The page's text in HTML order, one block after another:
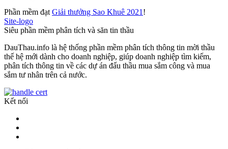
Phần mềm đạt Giải thưởng Sao Khuê 2021 !
Site-logo
Siêu phần mềm phân tích và săn tin thầu
DauThau.info là hệ thống phần mềm phân tích thông tin mời thầu
thế hệ mới dành cho doanh nghiệp, giúp doanh nghiệp tìm kiếm,
phân tích thông tin về các dự án đấu thầu mua sắm công và mua
sắm tư nhân trên cả nước.
Kết nối